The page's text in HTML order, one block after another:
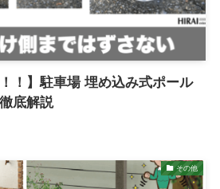
！】駐車場 埋め込み式ポール
底解説
その他